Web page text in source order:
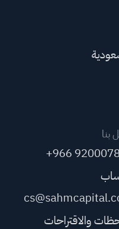
بنا
+966
والاقتراحات